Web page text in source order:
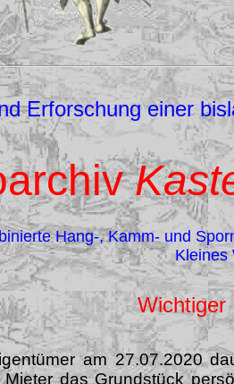
Erforschung einer
Hang-, Kamm- und
Kleines
Wichtiger
am 27.07.2020
das Grundstück